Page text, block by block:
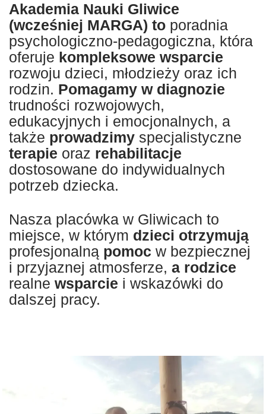
Akademia Nauki Gliwice
(wcześniej MARGA) to poradnia
psychologiczno-pedagogiczna, która
oferuje kompleksowe wsparcie
rozwoju dzieci, młodzieży oraz ich
rodzin. Pomagamy w diagnozie
trudności rozwojowych,
edukacyjnych i emocjonalnych, a
także prowadzimy specjalistyczne
terapie oraz rehabilitacje
dostosowane do indywidualnych
potrzeb dziecka.
Nasza placówka w Gliwicach to
miejsce, w którym dzieci otrzymują
profesjonalną pomoc w bezpiecznej
i przyjaznej atmosferze, a rodzice
realne wsparcie i wskazówki do
dalszej pracy.